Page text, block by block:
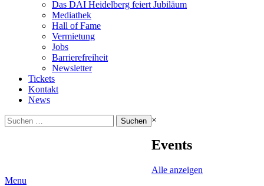
Das DAI Heidelberg feiert Jubiläum
Mediathek
Hall of Fame
Vermietung
Jobs
Barrierefreiheit
Newsletter
Tickets
Kontakt
News
Suchen
nach:
×
Events
Alle anzeigen
Menu